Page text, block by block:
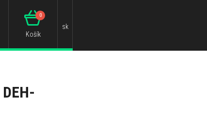
Košík
0
sk